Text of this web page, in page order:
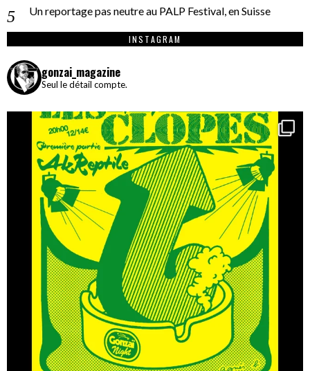
Un reportage pas neutre au PALP Festival, en Suisse
INSTAGRAM
gonzai_magazine
Seul le détail compte.